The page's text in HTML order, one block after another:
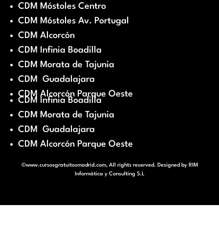
CDM Móstoles Centro
CDM Móstoles Av. Portugal
CDM Alcorcón
CDM Infinia Boadilla
CDM Morata de Tajunia
CDM Guadalajara
CDM Alcorcón Parque Oeste
CDM Infinia Boadilla
CDM Morata de Tajunia
CDM Guadalajara
CDM Alcorcón Parque Oeste
©www.cursosgratuitosmadrid.com, All rights reserved. Designed by RIM
Informática y Consulting S.L